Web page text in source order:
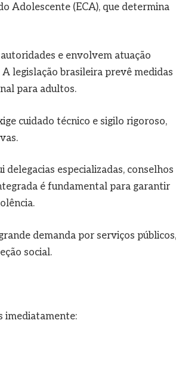
Adolescente (ECA), que determina
e envolvem atuação
A legislação brasileira prevê medidas
para adultos.
cuidado técnico e sigilo rigoroso,
delegacias especializadas, conselhos
é fundamental para garantir
demanda por serviços
social.
imediatamente: